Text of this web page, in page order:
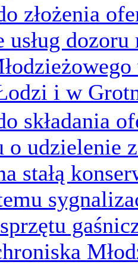
złożenia
i w
składania
o udzielenie
stałą